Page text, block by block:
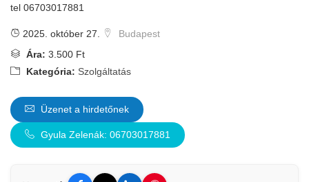
tel 06703017881
2025. október 27.
Budapest
Ára: 3.500 Ft
Kategória: Szolgáltatás
Üzenet a hirdetőnek
Gyula Zelenák: 06703017881